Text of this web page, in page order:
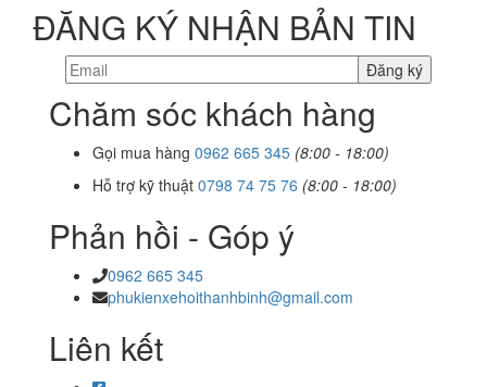
ĐĂNG KÝ NHẬN BẢN TIN
Chăm sóc khách hàng
Gọi mua hàng 0962 665 345 (8:00 - 18:00)
Hỗ trợ kỹ thuật 0798 74 75 76 (8:00 - 18:00)
Phản hồi - Góp ý
0962 665 345
phukienxehoithanhbinh@gmail.com
Liên kết